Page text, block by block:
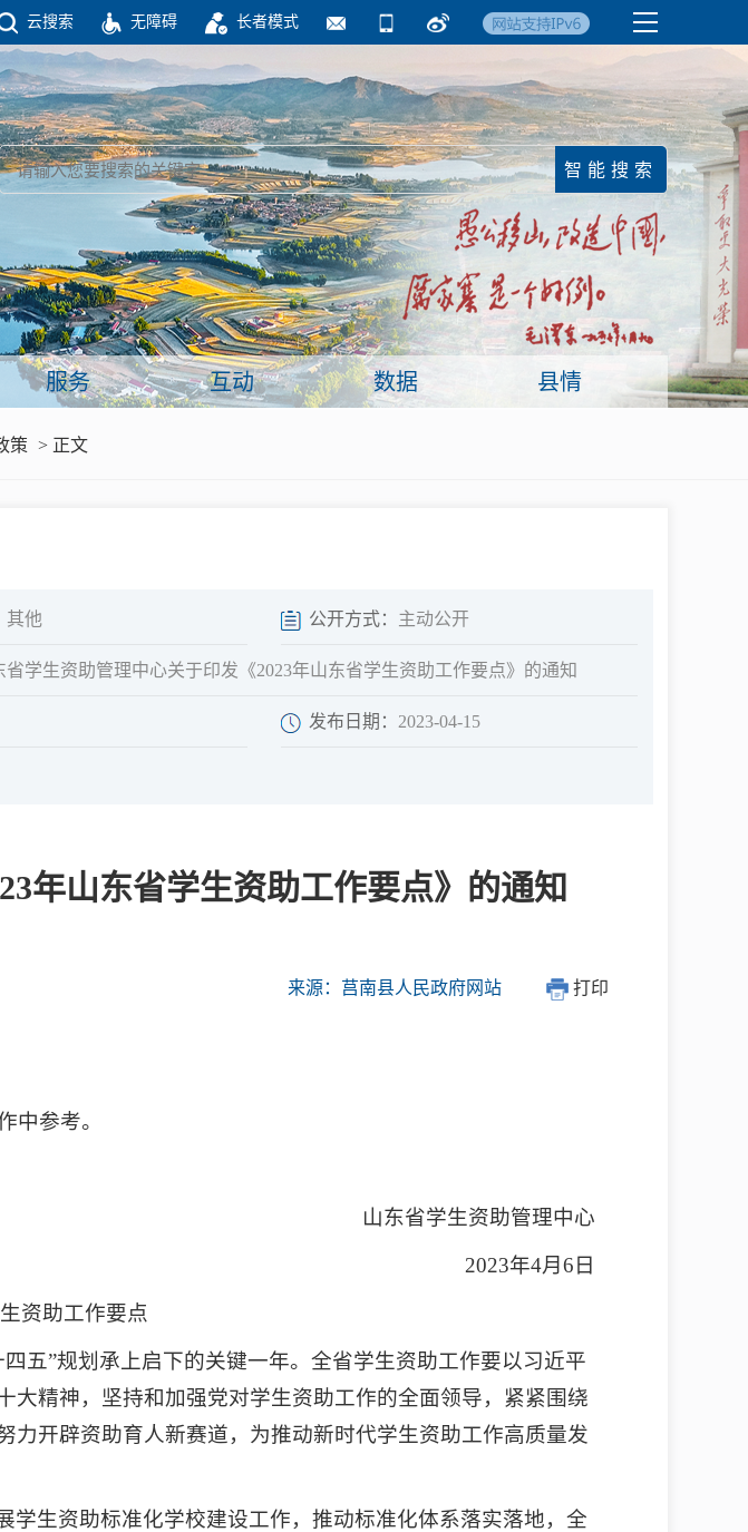
云搜索 无障碍 长者模式
开公平 友善和谐
新闻
政务要闻 国务院要闻
镇街信息
视频新闻 临沂日报·莒南新
闻
政府开放日 网上调查
服务 互动 数据 县情
策 > 正文
其他 公开方式： 主动公开
省学生资助管理中心关于印发《2023年山东省学生资助工作要点》的通知
发布日期： 2023-04-15
年山东省学生资助工作要点》的通知
来源：莒南县人民政府网站 打印
中参考。
山东省学生资助管理中心
2023年4月6日
资助工作要点
五”规划承上启下的关键一年。全省学生资助工作要以习近平
精神，坚持和加强党对学生资助工作的全面领导，紧紧围绕
开辟资助育人新赛道，为推动新时代学生资助工作高质量发
生资助标准化学校建设工作，推动标准化体系落实落地，全